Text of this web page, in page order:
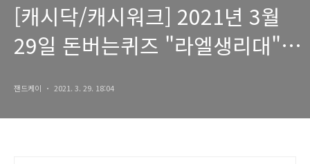
[캐시닥/캐시워크] 2021년 3월
29일 돈버는퀴즈 "라엘생리대"
잰드케이 2021. 3. 29. 18:04